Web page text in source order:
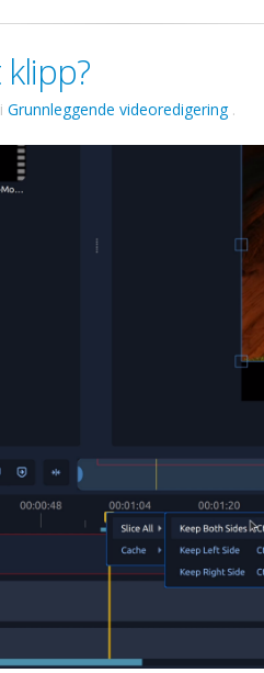
i Grunnleggende videoredigering.